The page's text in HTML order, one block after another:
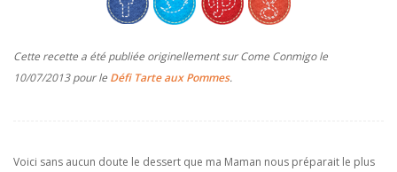
Cette recette a été publiée originellement sur Come Conmigo le
10/07/2013 pour le Défi Tarte aux Pommes.
Voici sans aucun doute le dessert que ma Maman nous préparait le plus